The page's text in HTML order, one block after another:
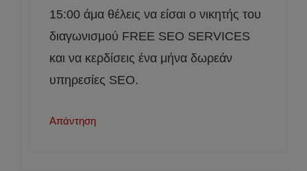
15:00 άμα θέλεις να είσαι ο νικητής του
διαγωνισμού FREE SEO SERVICES
και να κερδίσεις ένα μήνα δωρεάν
υπηρεσίες SEO.
Απάντηση